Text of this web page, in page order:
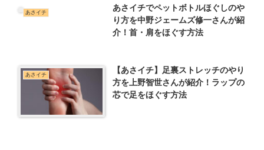
あさイチ
あさイチでペットボトルほぐしのや
り方を中野ジェームズ修一さんが紹
介！首・肩をほぐす方法
あさイチ
【あさイチ】足裏ストレッチのやり
方を上野智世さんが紹介！ラップの
芯で足をほぐす方法